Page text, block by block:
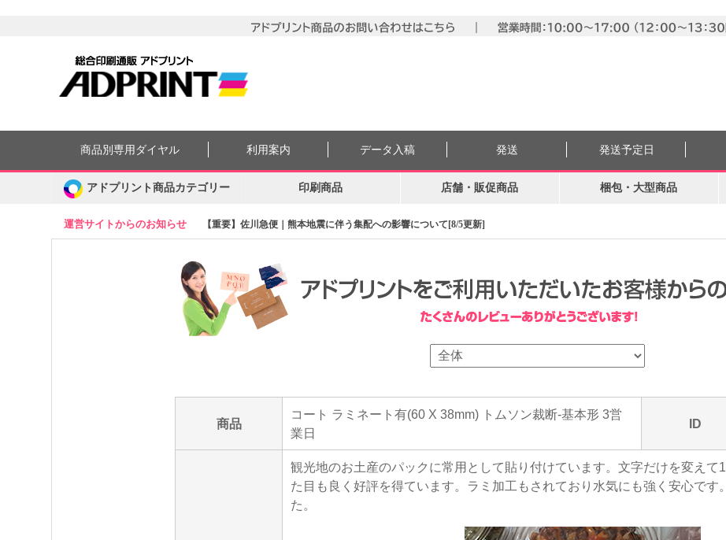
運営サイトからのお知らせ 【重要】佐川急便｜熊本地震に伴う集配への影響について[8/5更新]
商品別専用ダイヤル 利用案内 データ入稿 発送 発送予定日
アドプリント商品カテゴリー 印刷商品 店舗・販促商品 梱包・大型商品
商品
コート ラミネート有(60 X 38mm) トムソン裁断-基本形 3営
業日
ID
観光地のお土産のパックに常用として貼り付けています。文字だけを変えて
た目も良く好評を得ています。ラミ加工もされており水気にも強く安心です
た。